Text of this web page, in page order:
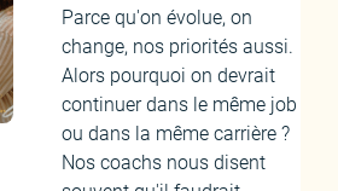
Parce qu'on évolue, on
change, nos priorités aussi.
Alors pourquoi on devrait
continuer dans le même job
ou dans la même carrière ?
Nos coachs nous disent